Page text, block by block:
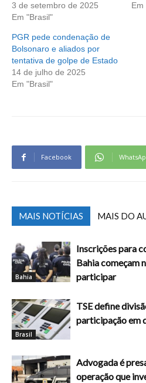
3 de setembro de 2025
Em "Brasil"
Em
PGR pede condenação de
Bolsonaro e aliados por
tentativa de golpe de Estado
14 de julho de 2025
Em "Brasil"
Facebook
MAIS NOTÍCIAS MAIS DO
Bahia
Inscrições para
Bahia começam
participar
Brasil
TSE define
participação em
Advogada é
operação que